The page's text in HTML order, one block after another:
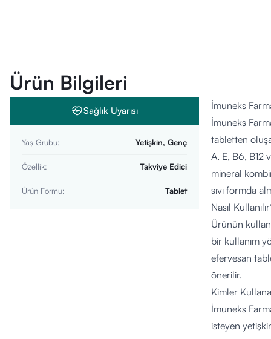
Ürün Bilgileri
Sağlık Uyarısı
Yaş Grubu: Yetişkin, Genç
Özellik: Takviye Edici
Ürün Formu: Tablet
İmuneks
İmuneks
tabletten
A, E, B6, B12
mineral
sıvı formda
Nasıl
Ürünün
bir kullanım
efervesan
önerilir.
Kimler
İmuneks
isteyen